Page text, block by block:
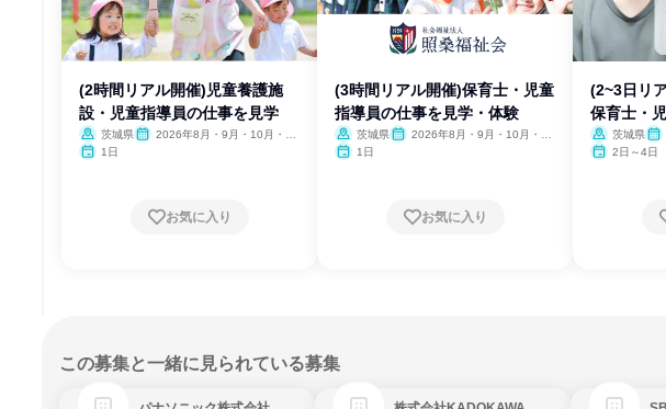
(2時間リアル開催)児童養護施
設・児童指導員の仕事を見学
茨城県
2026年8月・9月・10月・11
1日
お気に入り
(3時間リアル開催)保育士・児童
指導員の仕事を見学・体験
茨城県
2026年8月・9月・10月・11
1日
お気に入り
(2~3日リ
保育士・
茨城県
月
2日～4日
この募集と一緒に見られている募集